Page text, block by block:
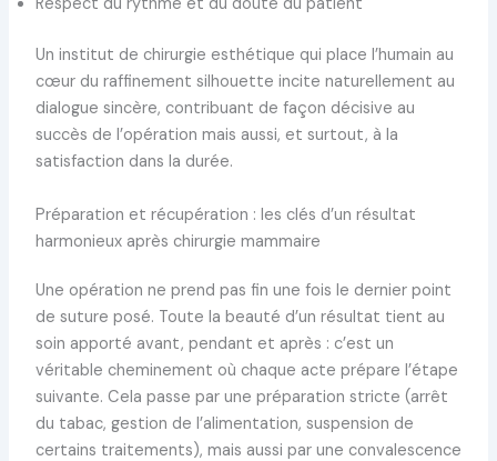
Un institut de chirurgie esthétique qui place l’humain au
cœur du raffinement silhouette incite naturellement au
dialogue sincère, contribuant de façon décisive au
succès de l’opération mais aussi, et surtout, à la
satisfaction dans la durée.
Préparation et récupération : les clés d’un résultat
harmonieux après chirurgie mammaire
Une opération ne prend pas fin une fois le dernier point
de suture posé. Toute la beauté d’un résultat tient au
soin apporté avant, pendant et après : c’est un
véritable cheminement où chaque acte prépare l’étape
suivante. Cela passe par une préparation stricte (arrêt
du tabac, gestion de l’alimentation, suspension de
certains traitements), mais aussi par une convalescence